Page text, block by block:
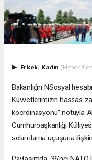
Erkek| Kadın (Haberi
Bakanlığın NSosyal
Kuvvetlerimizin hassas
koordinasyonu" notuyla
Cumhurbaşkanlığı
selamlama uçuşuna